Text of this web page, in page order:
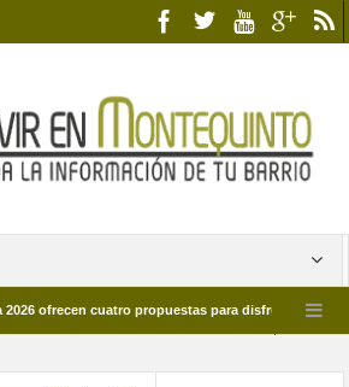
cuatro propuestas para disfrutar del deporte